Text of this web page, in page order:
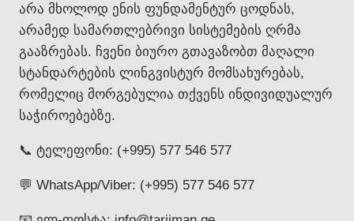
არა მხოლოდ ენის ფუნდამენტურ ცოდნას,
არამედ სამართლებრივი სისტემების ღრმა
გააზრებას. ჩვენი ბიურო გთავაზობთ მაღალი
სტანდარტების ლინგვისტურ მომსახურებას,
რომელიც მორგებულია თქვენს ინდივიდუალურ
საჭიროებებზე.
📞 ტელეფონი: (+995) 577 546 577
💬 WhatsApp/Viber: (+995) 577 546 577